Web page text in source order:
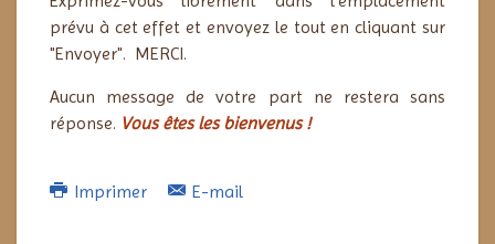
prévu à cet effet et envoyez le tout en cliquant sur
"Envoyer". MERCI.
Aucun message de votre part ne restera sans
réponse. Vous êtes les bienvenus !
Imprimer E-mail